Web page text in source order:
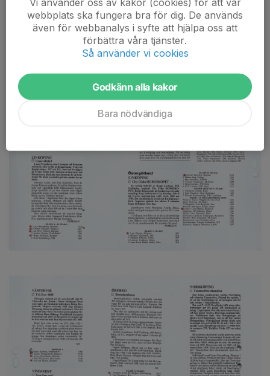
webbplats ska fungera bra för dig. De används
även för webbanalys i syfte att hjälpa oss att
förbättra våra tjänster.
Så använder vi cookies
Godkänn alla kakor
Bara nödvändiga